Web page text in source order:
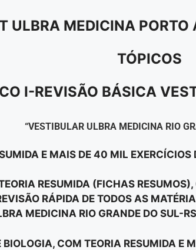
ULBRA MEDICINA
TÓPICOS
I-REVISÃO BÁSICA
“VESTIBULAR ULBRA MEDICINA RIO
E MAIS DE 40 MIL EXERCÍCIOS
RESUMIDA (FICHAS RESUMOS),
RÁPIDA DE TODOS AS
MEDICINA RIO GRANDE DO SUL-
COM TEORIA RESUMIDA E